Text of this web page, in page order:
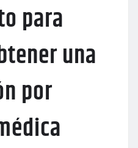
para
una
por